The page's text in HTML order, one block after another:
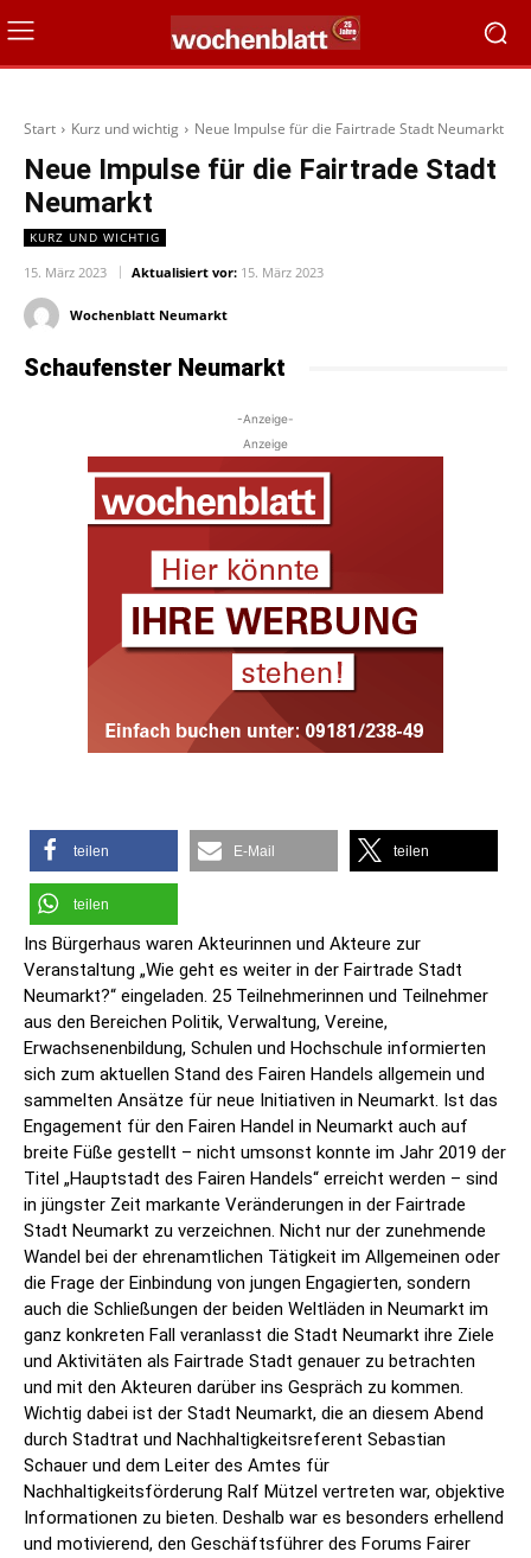
Start Kurz und wichtig Neue Impulse für die Fairtrade Stadt Neumarkt
Neue Impulse für die Fairtrade Stadt
Neumarkt
KURZ UND WICHTIG
15. März 2023 Aktualisiert vor: 15. März 2023
Wochenblatt Neumarkt
Schaufenster Neumarkt
-Anzeige-
Anzeige
teilen E-Mail teilen
teilen
Ins Bürgerhaus waren Akteurinnen und Akteure zur
Veranstaltung „Wie geht es weiter in der Fairtrade Stadt
Neumarkt?“ eingeladen. 25 Teilnehmerinnen und Teilnehmer
aus den Bereichen Politik, Verwaltung, Vereine,
Erwachsenenbildung, Schulen und Hochschule informierten
sich zum aktuellen Stand des Fairen Handels allgemein und
sammelten Ansätze für neue Initiativen in Neumarkt. Ist das
Engagement für den Fairen Handel in Neumarkt auch auf
breite Füße gestellt – nicht umsonst konnte im Jahr 2019 der
Titel „Hauptstadt des Fairen Handels“ erreicht werden – sind
in jüngster Zeit markante Veränderungen in der Fairtrade
Stadt Neumarkt zu verzeichnen. Nicht nur der zunehmende
Wandel bei der ehrenamtlichen Tätigkeit im Allgemeinen oder
die Frage der Einbindung von jungen Engagierten, sondern
auch die Schließungen der beiden Weltläden in Neumarkt im
ganz konkreten Fall veranlasst die Stadt Neumarkt ihre Ziele
und Aktivitäten als Fairtrade Stadt genauer zu betrachten
und mit den Akteuren darüber ins Gespräch zu kommen.
Wichtig dabei ist der Stadt Neumarkt, die an diesem Abend
durch Stadtrat und Nachhaltigkeitsreferent Sebastian
Schauer und dem Leiter des Amtes für
Nachhaltigkeitsförderung Ralf Mützel vertreten war, objektive
Informationen zu bieten. Deshalb war es besonders erhellend
und motivierend, den Geschäftsführer des Forums Fairer